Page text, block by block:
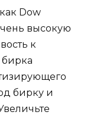
Dow
высокую
к
бирка
бирку и